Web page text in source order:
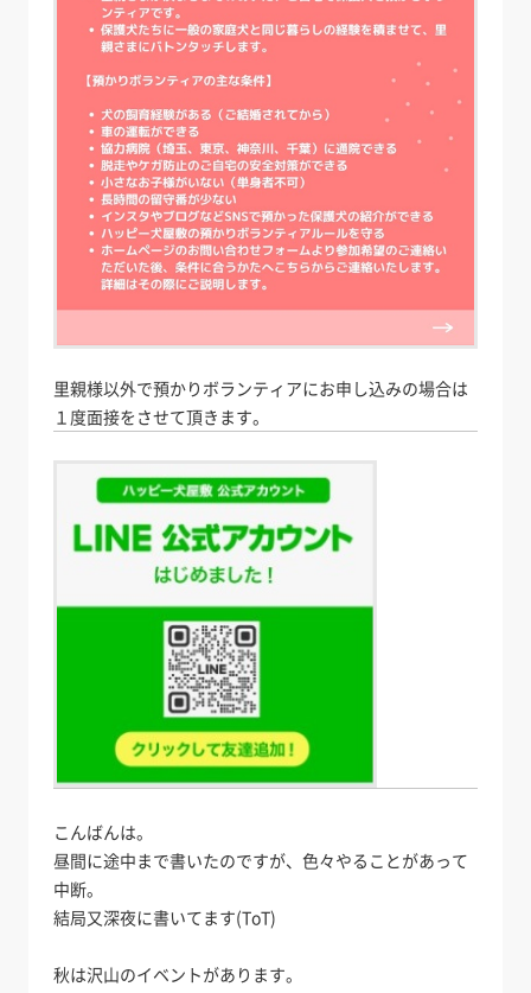
里親様以外で預かりボランティアにお申し込みの場合は
１度面接をさせて頂きます。
こんばんは。
昼間に途中まで書いたのですが、色々やることがあって
中断。
結局又深夜に書いてます(ToT)
秋は沢山のイベントがあります。